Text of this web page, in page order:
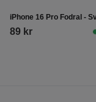
iPhone 16 Pro Fodral -
89 kr